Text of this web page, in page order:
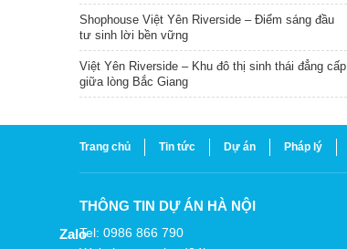
Shophouse Việt Yên Riverside – Điểm sáng đầu
tư sinh lời bền vững
Việt Yên Riverside – Khu đô thị sinh thái đẳng cấp
giữa lòng Bắc Giang
Trang chủ Tin tức Dự án Pháp lý
THÔNG TIN DỰ ÁN HÀ NỘI
Tel: 0986 866 790
Zalo